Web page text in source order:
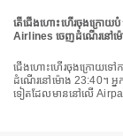
តើជើងហោះហើរចុងក្រោយ
Airlines ចេញដំណើរនៅម៉
ជើងហោះហើរចុងក្រោយទៅកាន់ អាកាសយានដ្ឋានសង្តុងត្រីនី ជាមួយ Aegean Airlines ចេញ
ដំណើរនៅម៉ោង 23:40។ អ្ន
ទៀតដែលមាននៅលើ